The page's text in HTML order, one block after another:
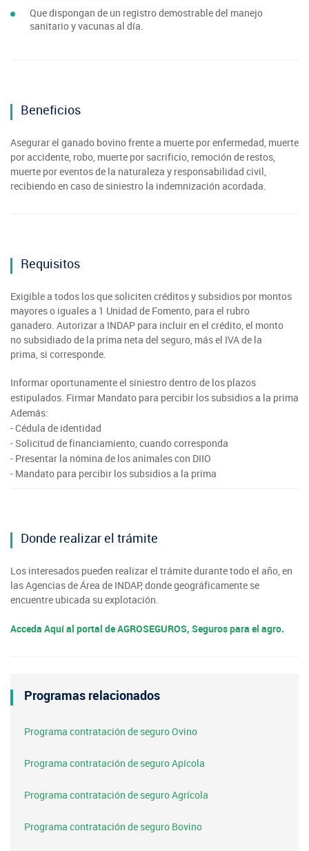
Que dispongan de un registro demostrable del manejo
sanitario y vacunas al día.
Beneficios
Asegurar el ganado bovino frente a muerte por enfermedad, muerte
por accidente, robo, muerte por sacrificio, remoción de restos,
muerte por eventos de la naturaleza y responsabilidad civil,
recibiendo en caso de siniestro la indemnización acordada.
Requisitos
Exigible a todos los que soliciten créditos y subsidios por montos
mayores o iguales a 1 Unidad de Fomento, para el rubro
ganadero. Autorizar a INDAP para incluir en el crédito, el monto
no subsidiado de la prima neta del seguro, más el IVA de la
prima, si corresponde.
Informar oportunamente el siniestro dentro de los plazos
estipulados. Firmar Mandato para percibir los subsidios a la prima
Además:
- Cédula de identidad
- Solicitud de financiamiento, cuando corresponda
- Presentar la nómina de los animales con DIIO
- Mandato para percibir los subsidios a la prima
Donde realizar el trámite
Los interesados pueden realizar el trámite durante todo el año, en
las Agencias de Área de INDAP, donde geográficamente se
encuentre ubicada su explotación.
Acceda Aquí al portal de AGROSEGUROS, Seguros para el agro.
Programas relacionados
Programa contratación de seguro Ovino
Programa contratación de seguro Apícola
Programa contratación de seguro Agrícola
Programa contratación de seguro Bovino